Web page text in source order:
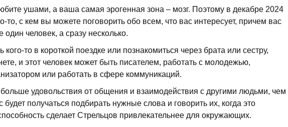
ушами, а ваша самая эрогенная зона – мозг. Поэтому в декабре 2024
то, с кем вы можете поговорить обо всем, что вас интересует, причем вас
один человек, а сразу несколько.
кого-то в короткой поездке или познакомиться через брата или сестру,
и этот человек может быть писателем, работать с молодежью,
или работать в сфере коммуникаций.
удовольствия от общения и взаимодействия с другими людьми, чем
будет получаться подбирать нужные слова и говорить их, когда это
сделает Стрельцов привлекательнее для окружающих.